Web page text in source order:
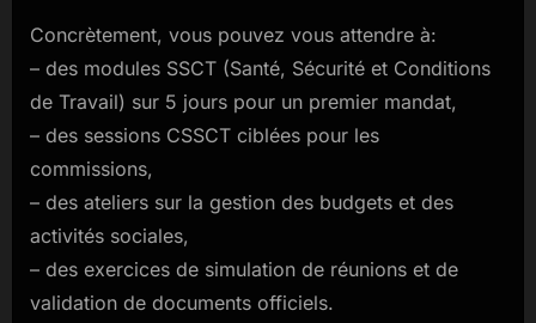
Concrètement, vous pouvez vous attendre à:
– des modules SSCT (Santé, Sécurité et Conditions
de Travail) sur 5 jours pour un premier mandat,
– des sessions CSSCT ciblées pour les
commissions,
– des ateliers sur la gestion des budgets et des
activités sociales,
– des exercices de simulation de réunions et de
validation de documents officiels.